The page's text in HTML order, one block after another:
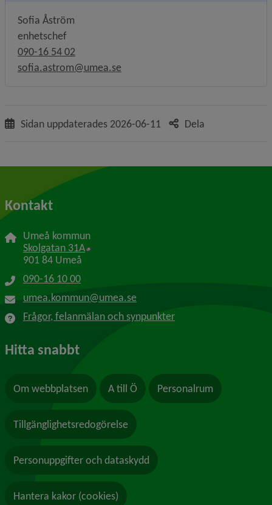
Sofia Åström
enhetschef
090-16 54 02
sofia.astrom@umea.se
Sidan uppdaterades 2026-06-11 Dela
Kontakt
Umeå kommun
Skolgatan 31A Länk till annan webbplats, öppnas i nytt
901 84 Umeå
090-16 10 00
umea.kommun@umea.se
Frågor, felanmälan och synpunkter
Hitta snabbt
Om webbplatsen A till Ö Personalrum
Tillgänglighetsredogörelse
Personuppgifter och dataskydd
Hantera kakor (cookies)